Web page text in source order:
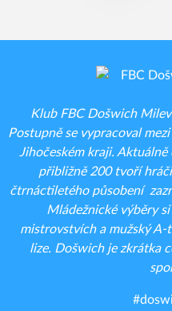
Klub FBC Došwich
Postupně se vypracoval
Jihočeském kraji.
přibližně 200 tvoří
čtrnáctiletého působení
Mládežnické výběry
mistrovstvích a mužský
lize. Došwich je zkrátka